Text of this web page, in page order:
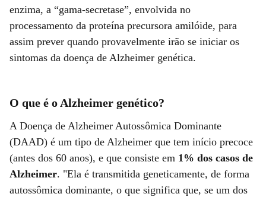
enzima, a “gama-secretase”, envolvida no
processamento da proteína precursora amilóide, para
assim prever quando provavelmente irão se iniciar os
sintomas da doença de Alzheimer genética.
O que é o Alzheimer genético?
A Doença de Alzheimer Autossômica Dominante
(DAAD) é um tipo de Alzheimer que tem início precoce
(antes dos 60 anos), e que consiste em 1% dos casos de
Alzheimer. "Ela é transmitida geneticamente, de forma
autossômica dominante, o que significa que, se um dos